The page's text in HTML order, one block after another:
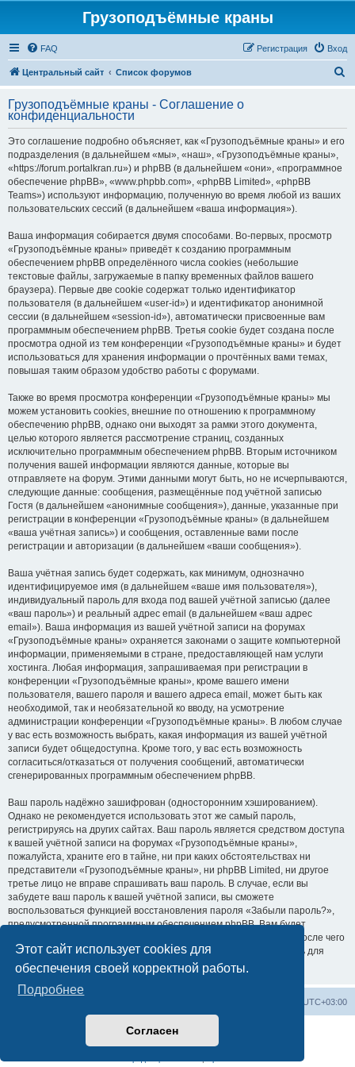
Этот сайт использует cookies для
обеспечения своей корректной работы.
Подробнее
Согласен
Грузоподъёмные краны
FAQ Вход
Регистрация
Центральный сайт Список форумов
с
Грузоподъёмные краны - Соглашение о
конфиденциальности
Это соглашение подробно объясняет, как «Грузоподъёмные краны» и его
подразделения (в дальнейшем «мы», «наш», «Грузоподъёмные краны»,
«https://forum.portalkran.ru») и phpBB (в дальнейшем «они», «программное
обеспечение phpBB», «www.phpbb.com», «phpBB Limited», «phpBB
Teams») используют информацию, полученную во время любой из ваших
пользовательских сессий (в дальнейшем «ваша информация»).
Ваша информация собирается двумя способами. Во-первых, просмотр
«Грузоподъёмные краны» приведёт к созданию программным
обеспечением phpBB определённого числа cookies (небольшие
текстовые файлы, загружаемые в папку временных файлов вашего
браузера). Первые две cookie содержат только идентификатор
пользователя (в дальнейшем «user-id») и идентификатор анонимной
сессии (в дальнейшем «session-id»), автоматически присвоенные вам
программным обеспечением phpBB. Третья cookie будет создана после
просмотра одной из тем конференции «Грузоподъёмные краны» и будет
использоваться для хранения информации о прочтённых вами темах,
повышая таким образом удобство работы с форумами.
Также во время просмотра конференции «Грузоподъёмные краны» мы
можем установить cookies, внешние по отношению к программному
обеспечению phpBB, однако они выходят за рамки этого документа,
целью которого является рассмотрение страниц, созданных
исключительно программным обеспечением phpBB. Вторым источником
получения вашей информации являются данные, которые вы
отправляете на форум. Этими данными могут быть, но не исчерпываются,
следующие данные: сообщения, размещённые под учётной записью
Гостя (в дальнейшем «анонимные сообщения»), данные, указанные при
регистрации в конференции «Грузоподъёмные краны» (в дальнейшем
«ваша учётная запись») и сообщения, оставленные вами после
регистрации и авторизации (в дальнейшем «ваши сообщения»).
Ваша учётная запись будет содержать, как минимум, однозначно
идентифицируемое имя (в дальнейшем «ваше имя пользователя»),
индивидуальный пароль для входа под вашей учётной записью (далее
«ваш пароль») и реальный адрес email (в дальнейшем «ваш адрес
email»). Ваша информация из вашей учётной записи на форумах
«Грузоподъёмные краны» охраняется законами о защите компьютерной
информации, применяемыми в стране, предоставляющей нам услуги
хостинга. Любая информация, запрашиваемая при регистрации в
конференции «Грузоподъёмные краны», кроме вашего имени
пользователя, вашего пароля и вашего адреса email, может быть как
необходимой, так и необязательной ко вводу, на усмотрение
администрации конференции «Грузоподъёмные краны». В любом случае
у вас есть возможность выбрать, какая информация из вашей учётной
записи будет общедоступна. Кроме того, у вас есть возможность
согласиться/отказаться от получения сообщений, автоматически
сгенерированных программным обеспечением phpBB.
Ваш пароль надёжно зашифрован (односторонним хэшированием).
Однако не рекомендуется использовать этот же самый пароль,
регистрируясь на других сайтах. Ваш пароль является средством доступа
к вашей учётной записи на форумах «Грузоподъёмные краны»,
пожалуйста, храните его в тайне, ни при каких обстоятельствах ни
представители «Грузоподъёмные краны», ни phpBB Limited, ни другое
третье лицо не вправе спрашивать ваш пароль. В случае, если вы
забудете ваш пароль к вашей учётной записи, вы сможете
воспользоваться функцией восстановления пароля «Забыли пароль?»,
предусмотренной программным обеспечением phpBB. Вам будет
необходимо ввести ваше имя пользователя и ваш адрес email, после чего
программное обеспечение phpBB сгенерирует вам новый пароль для
вашей учётной записи.
UTC+03:00
Создано на основеphpBB® Forum Software © phpBB Limited
Русская поддержка phpBB